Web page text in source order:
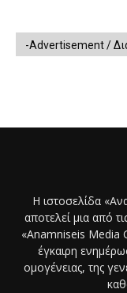
-Advertisement /
Η ιστοσελίδα
αποτελεί μια από
«Anamniseis Media
έγκαιρη
ομογένειας, της